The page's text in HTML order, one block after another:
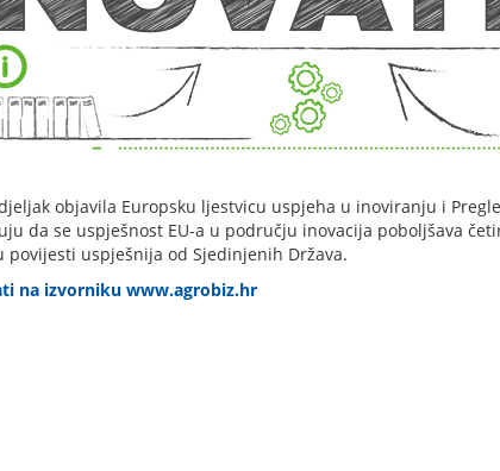
objavila Europsku ljestvicu uspjeha u inoviranju i
da se uspješnost EU-a u području inovacija poboljšava
uspješnija od Sjedinjenih Država.
na izvorniku www.agrobiz.hr